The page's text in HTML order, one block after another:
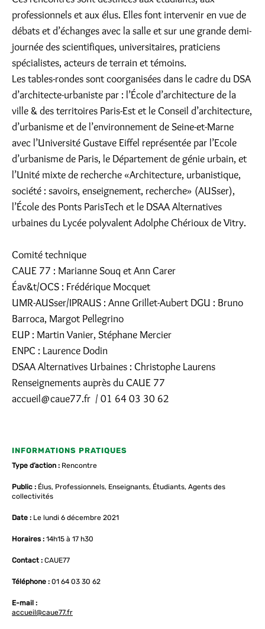
professionnels et aux élus. Elles font intervenir en vue de
débats et d’échanges avec la salle et sur une grande demi-
journée des scientifiques, universitaires, praticiens
spécialistes, acteurs de terrain et témoins.
Les tables-rondes sont coorganisées dans le cadre du DSA
d’architecte-urbaniste par : l’École d’architecture de la
ville & des territoires Paris-Est et le Conseil d’architecture,
d’urbanisme et de l’environnement de Seine-et-Marne
avec l’Université Gustave Eiffel représentée par l’Ecole
d’urbanisme de Paris, le Département de génie urbain, et
l’Unité mixte de recherche «Architecture, urbanistique,
société : savoirs, enseignement, recherche» (AUSser),
l’École des Ponts ParisTech et le DSAA Alternatives
urbaines du Lycée polyvalent Adolphe Chérioux de Vitry.
Comité technique
CAUE 77 : Marianne Souq et Ann Carer
Éav&t/OCS : Frédérique Mocquet
UMR-AUSser/IPRAUS : Anne Grillet-Aubert DGU : Bruno
Barroca, Margot Pellegrino
EUP : Martin Vanier, Stéphane Mercier
ENPC : Laurence Dodin
DSAA Alternatives Urbaines : Christophe Laurens
Renseignements auprès du CAUE 77
accueil@caue77.fr / 01 64 03 30 62
INFORMATIONS PRATIQUES
Type d’action : Rencontre
Public : Élus, Professionnels, Enseignants, Étudiants, Agents des
collectivités
Date : Le lundi 6 décembre 2021
Horaires : 14h15 à 17 h30
Contact : CAUE77
Téléphone : 01 64 03 30 62
E-mail :
accueil@caue77.fr